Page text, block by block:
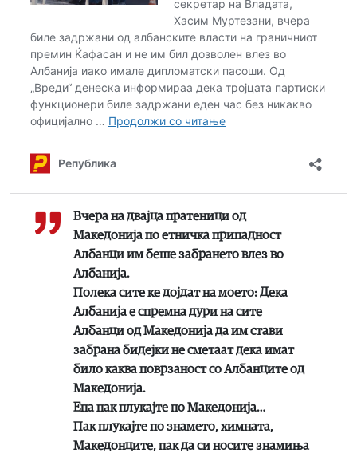
Вчера на двајца пратеници од
Македонија по етничка припадност
Албанци им беше забрането влез во
Албанија.
Полека сите ке дојдат на моето: Дека
Албанија е спремна дури на сите
Албанци од Македонија да им стави
забрана бидејки не сметаат дека имат
било каква поврзаност со Албанците од
Македонија.
Епа пак плукајте по Македонија…
Пак плукајте по знамето, химната,
Македонците, пак да си носите знамиња